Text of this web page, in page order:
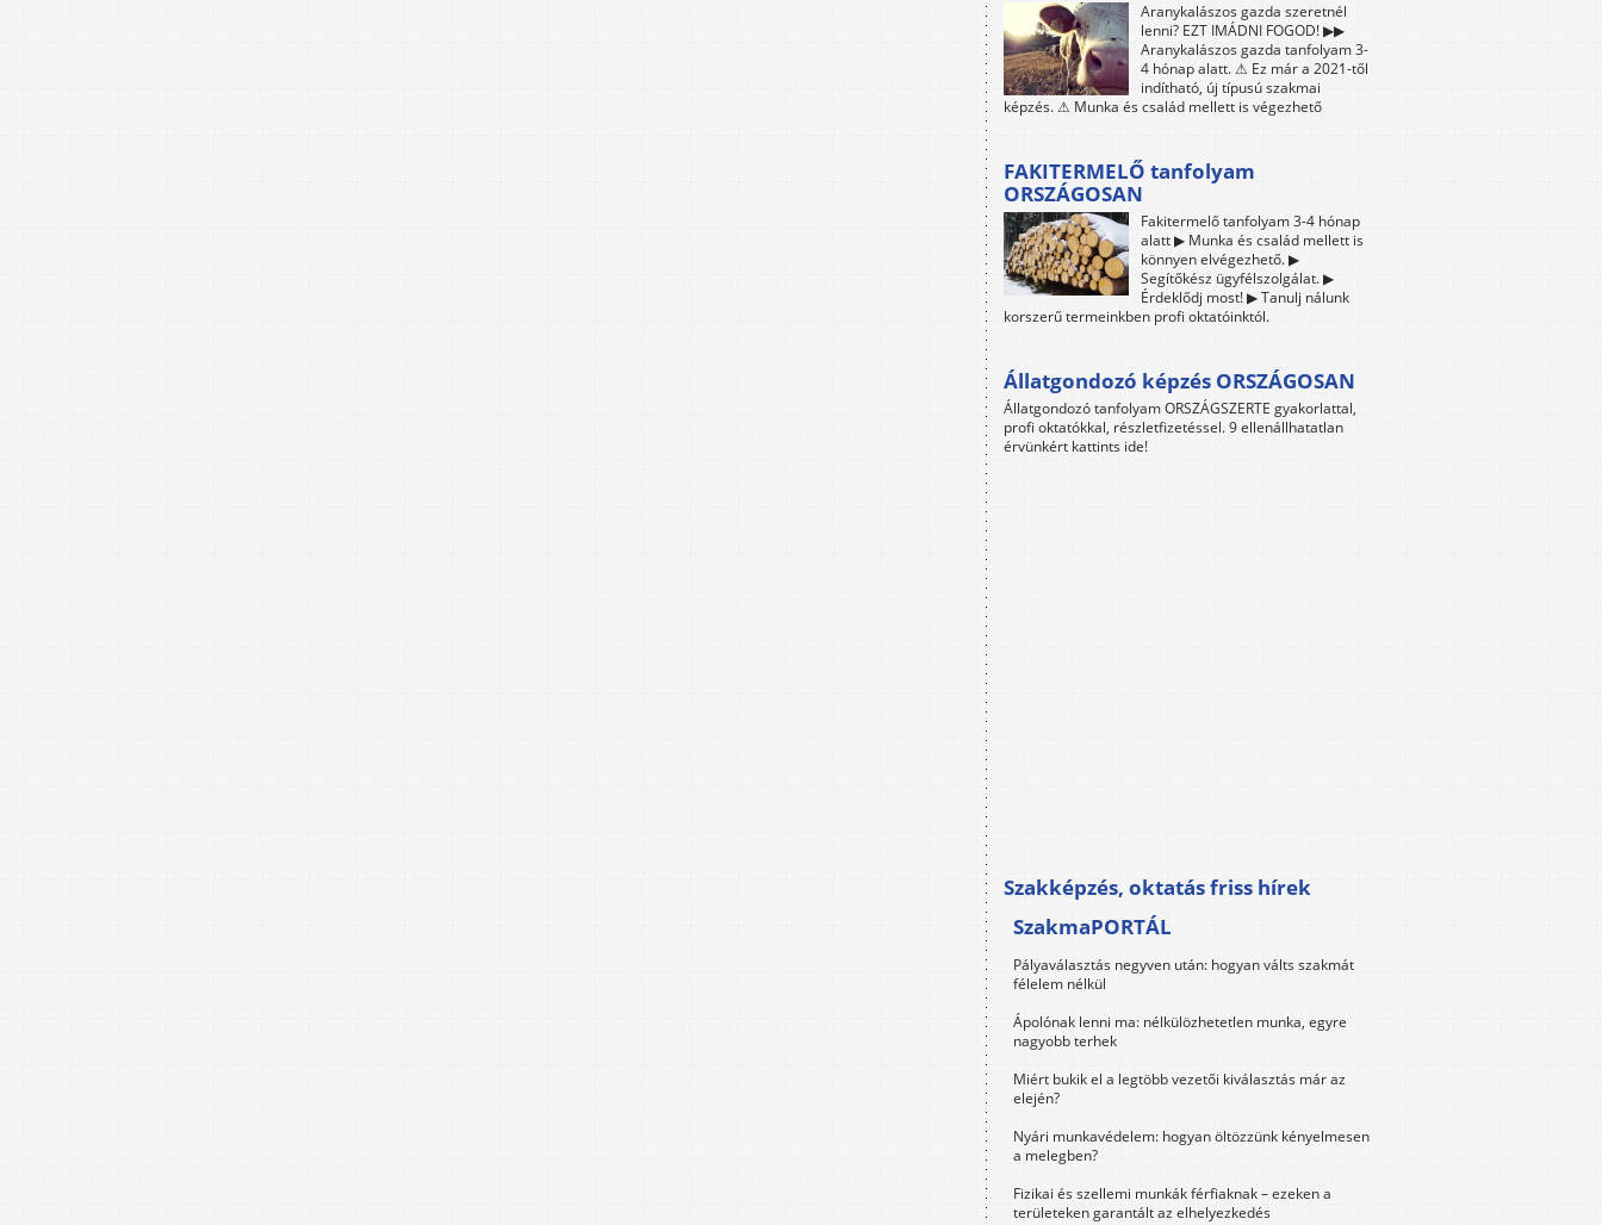
Aranykalászos gazda szeretnél
lenni? EZT IMÁDNI FOGOD! ▶▶
Aranykalászos gazda tanfolyam 3-
4 hónap alatt. ⚠ Ez már a 2021-től
indítható, új típusú szakmai
képzés. ⚠ Munka és család mellett is végezhető
FAKITERMELŐ tanfolyam
ORSZÁGOSAN
Fakitermelő tanfolyam 3-4 hónap
alatt ▶ Munka és család mellett is
könnyen elvégezhető. ▶
Segítőkész ügyfélszolgálat. ▶
Érdeklődj most! ▶ Tanulj nálunk
korszerű termeinkben profi oktatóinktól.
Állatgondozó képzés ORSZÁGOSAN
Állatgondozó tanfolyam ORSZÁGSZERTE gyakorlattal,
profi oktatókkal, részletfizetéssel. 9 ellenállhatatlan
érvünkért kattints ide!
Szakképzés, oktatás friss hírek
SzakmaPORTÁL
Pályaválasztás negyven után: hogyan válts szakmát
félelem nélkül
Ápolónak lenni ma: nélkülözhetetlen munka, egyre
nagyobb terhek
Miért bukik el a legtöbb vezetői kiválasztás már az
elején?
Nyári munkavédelem: hogyan öltözzünk kényelmesen
a melegben?
Fizikai és szellemi munkák férfiaknak – ezeken a
területeken garantált az elhelyezkedés